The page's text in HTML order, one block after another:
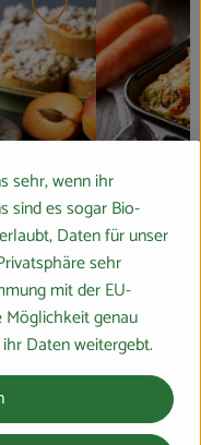
Rezept zu
Möhren
mittel
sehr, wenn ihr
sind es sogar Bio-
Daten für unser
sehr
mit der EU-
Möglichkeit genau
Daten weitergebt.